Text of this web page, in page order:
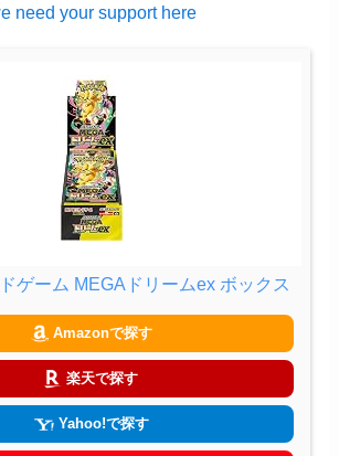
need your support here
ゲーム MEGAドリームex ボックス
Amazonで探す
楽天で探す
Yahoo!で探す